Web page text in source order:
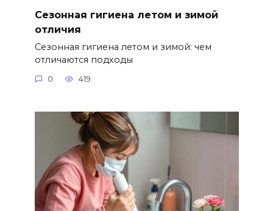
Сезонная гигиена летом и зимой
отличия
Сезонная гигиена летом и зимой: чем
отличаются подходы
0 419